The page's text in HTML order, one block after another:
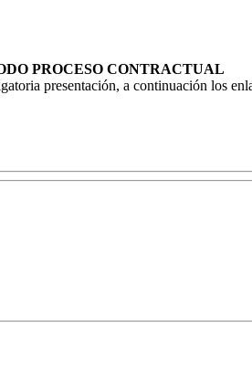
PROCESO CONTRACTUAL
presentación, a continuación los